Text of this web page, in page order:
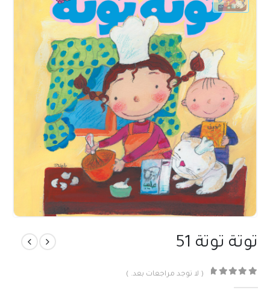
توتة توتة 51
( لا توجد مراجعات بعد. )